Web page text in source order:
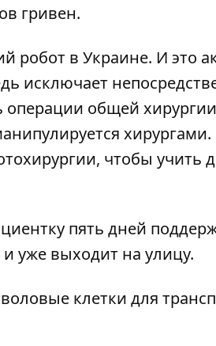
гривен.
в Украине. И это
исключает
операции общей
чтобы учить
пять дней
уже выходит на улицу.
клетки для